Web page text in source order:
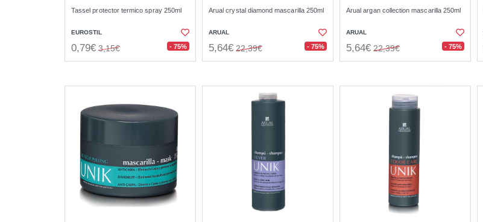
Tassel protector termico spray 250ml
EUROSTIL
0,79€ 3,15€ - 75%
Arual crystal diamond mascarilla 250ml
ARUAL
5,64€ 22,39€ - 75%
Arual argan collection mascarilla 250ml
ARUAL
5,64€ 22,39€ - 75%